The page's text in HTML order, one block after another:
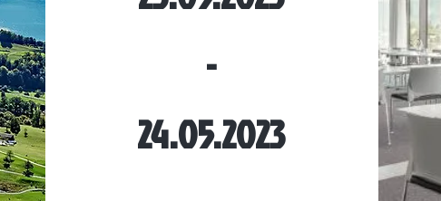
-
24.05.2023